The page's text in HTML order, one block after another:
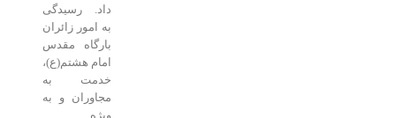
داد. رسیدگی
به امور زائران
بارگاه مقدس
امام هشتم(ع)،
خدمت به
مجاوران و به